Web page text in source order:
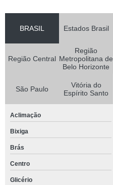
BRASIL Estados Brasil
Região Central
Região
Metropolitana de
Belo Horizonte
São Paulo
Vitória do
Espírito Santo
Aclimação
Bixiga
Brás
Centro
Glicério